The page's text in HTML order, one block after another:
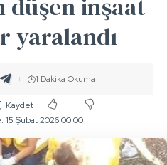
düşen inşaat
yaralandı
15 Şubat 2026 00:00
1 Dakika Okuma